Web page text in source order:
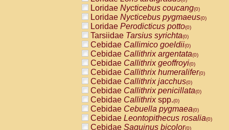
Loridae Nycticebus coucang(0)
Loridae Nycticebus pygmaeus(0)
Loridae Perodicticus potto(0)
Tarsiidae Tarsius syrichta(0)
Cebidae Callimico goeldii(0)
Cebidae Callithrix argentata(0)
Cebidae Callithrix geoffroyi(0)
Cebidae Callithrix humeralifer(0)
Cebidae Callithrix jacchus(0)
Cebidae Callithrix penicillata(0)
Cebidae Callithrixspp.(0)
Cebidae Cebuella pygmaea(0)
Cebidae Leontopithecus rosalia(0)
Cebidae Saguinus bicolor(0)